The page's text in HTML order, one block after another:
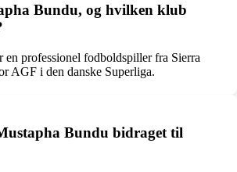
Bundu, og hvilken klub
en professionel fodboldspiller fra Sierra
AGF i den danske Superliga.
Bundu bidraget til